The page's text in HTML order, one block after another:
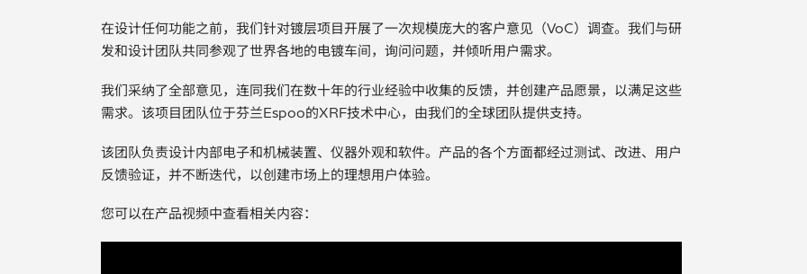
在设计任何功能之前，我们针对镀层项目开展了一次规模庞大的客户意见（VoC）调查。我们与研
发和设计团队共同参观了世界各地的电镀车间，询问问题，并倾听用户需求。
我们采纳了全部意见，连同我们在数十年的行业经验中收集的反馈，并创建产品愿景，以满足这些
需求。该项目团队位于芬兰Espoo的XRF技术中心，由我们的全球团队提供支持。
该团队负责设计内部电子和机械装置、仪器外观和软件。产品的各个方面都经过测试、改进、用户
反馈验证，并不断迭代，以创建市场上的理想用户体验。
您可以在产品视频中查看相关内容：